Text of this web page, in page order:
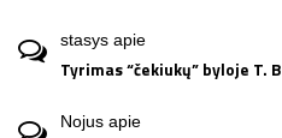
stasys apie
Tyrimas “čekiukų” byloje
Nojus apie